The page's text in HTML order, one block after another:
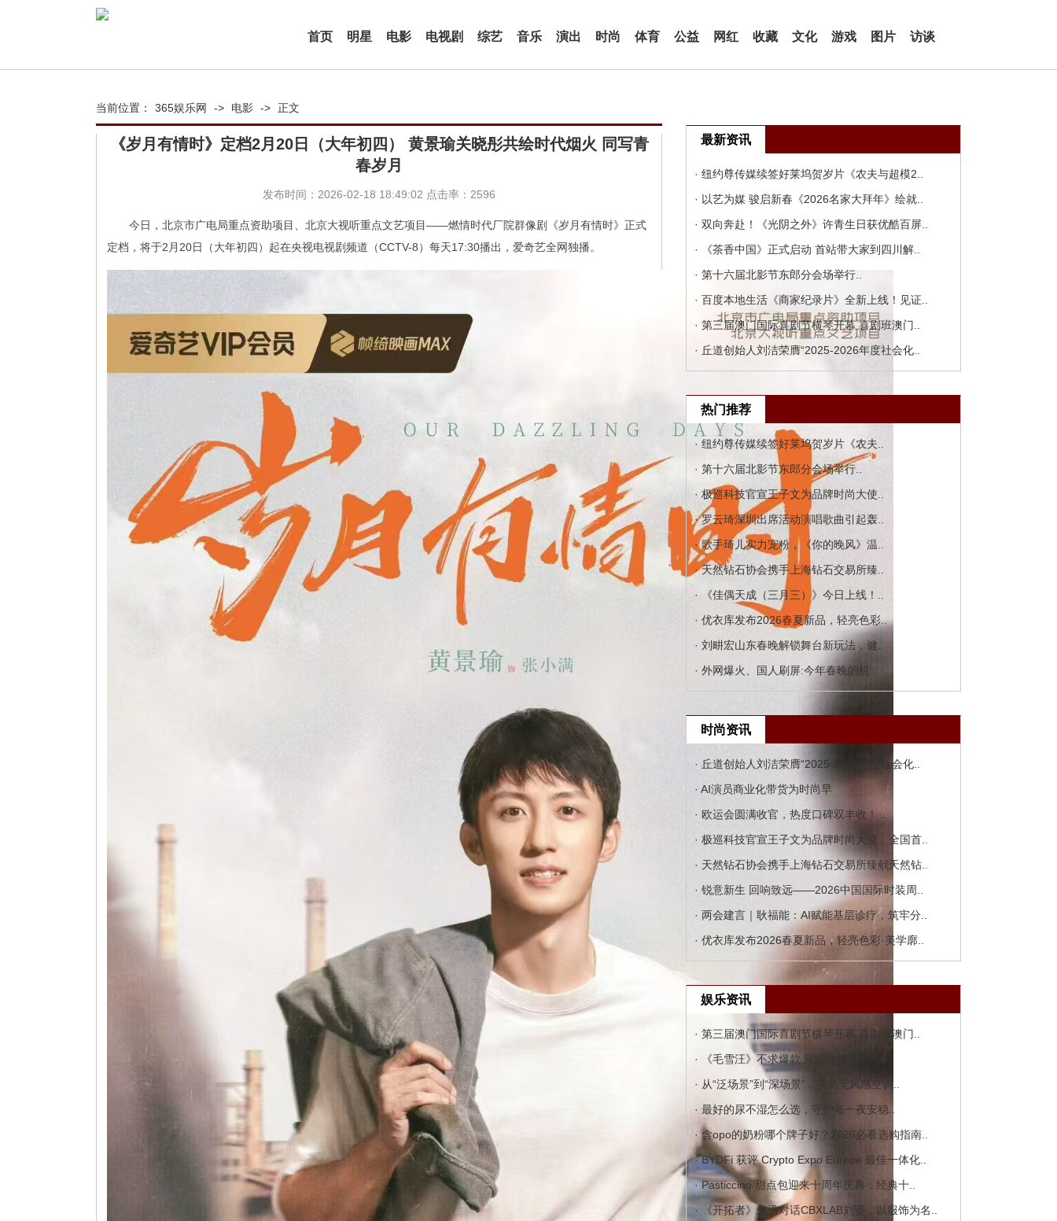
首页 明星 电影 电视剧 综艺 音乐 演出 时尚 体育 公益 网红 收藏 文化 游戏 图片 访谈
当前位置： 365娱乐网 -> 电影 -> 正文
《岁月有情时》定档2月20日（大年初四） 黄景瑜关晓彤共绘时代烟火 同写青
春岁月
发布时间：2026-02-18 18:49:02 点击率：2596
今日，北京市广电局重点资助项目、北京大视听重点文艺项目——燃情时代厂院群像剧《岁月有情时》正式
定档，将于2月20日（大年初四）起在央视电视剧频道（CCTV-8）每天17:30播出，爱奇艺全网独播。
最新资讯
· 纽约尊传媒续签好莱坞贺岁片《农夫与超模2..
· 以艺为媒 骏启新春《2026名家大拜年》绘就..
· 双向奔赴！《光阴之外》许青生日获优酷百屏..
· 《茶香中国》正式启动 首站带大家到四川解..
· 第十六届北影节东郎分会场举行..
· 百度本地生活《商家纪录片》全新上线！见证..
· 第三届澳门国际喜剧节横琴开幕 喜剧班澳门..
· 丘道创始人刘洁荣膺“2025-2026年度社会化..
热门推荐
· 纽约尊传媒续签好莱坞贺岁片《农夫..
· 第十六届北影节东郎分会场举行..
· 极巡科技官宣王子文为品牌时尚大使..
· 罗云琦深圳出席活动演唱歌曲引起轰..
· 歌手琦儿实力宠粉，《你的晚风》温..
· 天然钻石协会携手上海钻石交易所臻..
· 《佳偶天成（三月三）》今日上线！..
· 优衣库发布2026春夏新品，轻亮色彩..
· 刘畊宏山东春晚解锁舞台新玩法，健..
· 外网爆火、国人刷屏:今年春晚的机..
时尚资讯
· 丘道创始人刘洁荣膺“2025-2026年度社会化..
· AI演员商业化带货为时尚早
· 欧运会圆满收官，热度口碑双丰收！ ..
· 极巡科技官宣王子文为品牌时尚大使，全国首..
· 天然钻石协会携手上海钻石交易所臻献天然钻..
· 锐意新生 回响致远——2026中国国际时装周..
· 两会建言｜耿福能：AI赋能基层诊疗，筑牢分..
· 优衣库发布2026春夏新品，轻亮色彩·美学廓..
娱乐资讯
· 第三届澳门国际喜剧节横琴开幕 喜剧班澳门..
· 《毛雪汪》不求爆款 只求在场与陪伴..
· 从“泛场景”到“深场景”，美的无风感空调..
· 最好的尿不湿怎么选，守护每一夜安稳..
· 含opo的奶粉哪个牌子好？2026必看选购指南..
· BYDFi 获评 Crypto Expo Europe 最佳一体化..
· Pasticcino 甜点包迎来十周年庆典：经典十..
· 《开拓者》朱迅对话CBXLAB刘贤，以服饰为名..